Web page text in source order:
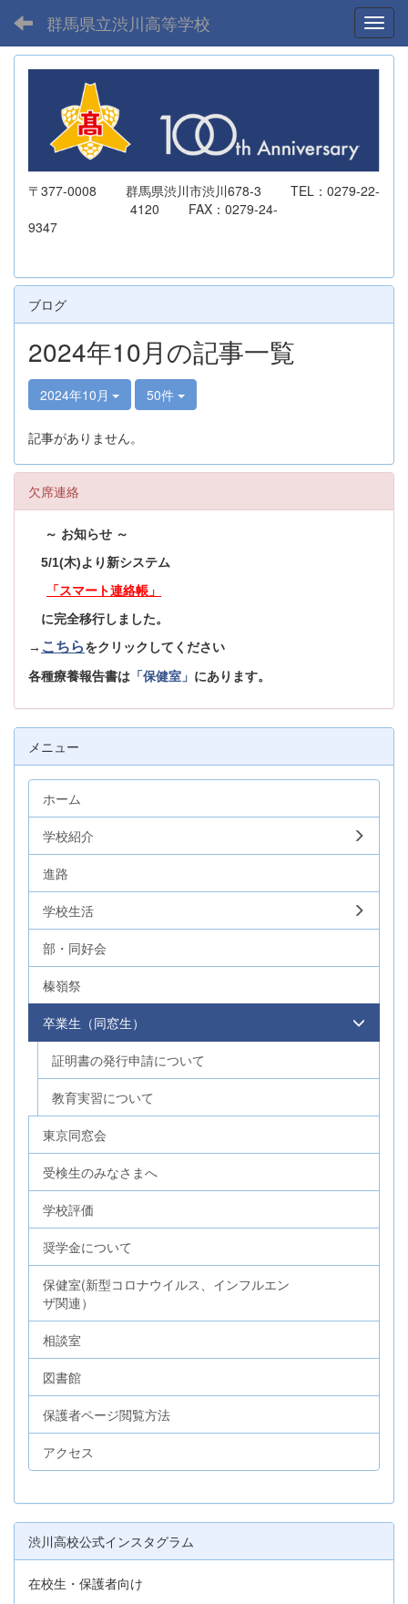
群馬県立渋川高等学校
〒377-0008 群馬県渋川市渋川678-3 TEL：0279-22-
4120 FAX：0279-24-
9347
ブログ
2024年10月の記事一覧
2024年10月 50件
記事がありません。
欠席連絡
～ お知らせ ～
5/1(木)より新システム
「スマート連絡帳」
に完全移行しました。
→ こちらをクリックしてください
各種療養報告書は 「保健室」 にあります。
メニュー
ホーム
学校紹介
進路
学校生活
部・同好会
榛嶺祭
卒業生（同窓生）
証明書の発行申請について
教育実習について
東京同窓会
受検生のみなさまへ
学校評価
奨学金について
保健室(新型コロナウイルス、インフルエン
ザ関連）
相談室
図書館
保護者ページ閲覧方法
アクセス
渋川高校公式インスタグラム
在校生・保護者向け